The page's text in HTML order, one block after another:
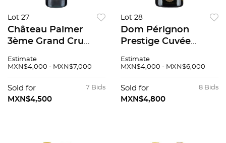
Lot 27
Château Palmer
3ème Grand Cru
Margaux, Francia
superior 92 / 100
Estimate
MXN$4,000 - MXN$7,000
7 Bids
Sold for
MXN$4,500
Lot 28
Dom Pérignon
Prestige Cuvée
Champagne, Francia
Estimate
MXN$4,000 - MXN$6,000
8 Bids
Sold for
MXN$4,800